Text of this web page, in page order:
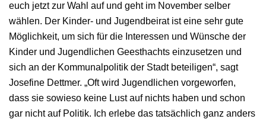
euch jetzt zur Wahl auf und geht im November selber
wählen. Der Kinder- und Jugendbeirat ist eine sehr gute
Möglichkeit, um sich für die Interessen und Wünsche der
Kinder und Jugendlichen Geesthachts einzusetzen und
sich an der Kommunalpolitik der Stadt beteiligen“, sagt
Josefine Dettmer. „Oft wird Jugendlichen vorgeworfen,
dass sie sowieso keine Lust auf nichts haben und schon
gar nicht auf Politik. Ich erlebe das tatsächlich ganz anders